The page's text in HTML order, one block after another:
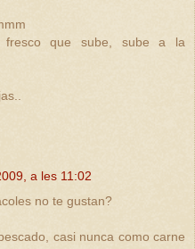
fresco que sube, sube a la
a les 11:02
no te gustan?
casi nunca como carne